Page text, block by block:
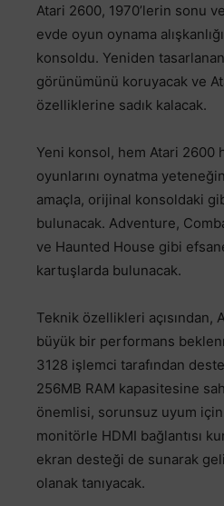
Atari 2600, 1970’lerin sonu
evde oyun oynama
konsoldu. Yeniden
görünümünü koruyacak ve
özelliklerine sadık kalacak.
Yeni konsol, hem Atari 2600
oyunlarını oynatma
amaçla, orijinal konsoldaki
bulunacak. Adventure,
ve Haunted House gibi
kartuşlarda bulunacak.
Teknik özellikleri açısından,
büyük bir performans
3128 işlemci tarafından
256MB RAM kapasitesine
önemlisi, sorunsuz uyum
monitörle HDMI bağlantısı
ekran desteği de sunarak
olanak tanıyacak.